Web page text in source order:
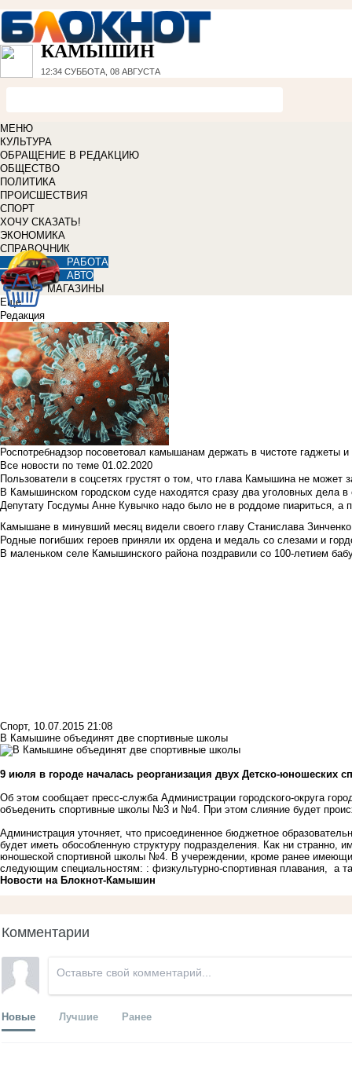
КАМЫШИН
12:34 СУББОТА, 08 АВГУСТА
МЕНЮ
КУЛЬТУРА
ОБРАЩЕНИЕ В РЕДАКЦИЮ
ОБЩЕСТВО
ПОЛИТИКА
ПРОИСШЕСТВИЯ
СПОРТ
ХОЧУ СКАЗАТЬ!
ЭКОНОМИКА
СПРАВОЧНИК
РАБОТА
АВТО
МАГАЗИНЫ
Еще
Редакция
Роспотребнадзор посоветовал камышанам держать в чистоте гаджеты
Все новости по теме 01.02.2020
Пользователи в соцсетях грустят о том, что глава Камышина не может
В Камышинском городском суде находятся сразу два уголовных дела
Депутату Госдумы Анне Кувычко надо было не в роддоме пиариться, а
Камышане в минувший месяц видели своего главу Станислава Зинченко
Родные погибших героев приняли их ордена и медаль со слезами и
В маленьком селе Камышинского района поздравили со 100-летием
Спорт, 10.07.2015 21:08
В Камышине объединят две спортивные школы
9 июля в городе началась реорганизация двух Детско-юношеских
Об этом сообщает пресс-служба Администрации городского-округа
объеденить спортивные школы №3 и №4. При этом слияние будет
Администрация уточняет, что присоединенное бюджетное
будет иметь обособленную структуру подразделения. Как ни странно,
юношеской спортивной школы №4. В учереждении, кроме ранее
следующим специальностям: : физкультурно-спортивная плавания, а
Новости на Блoкнoт-Камышин
Комментарии
Новые Лучшие Ранее